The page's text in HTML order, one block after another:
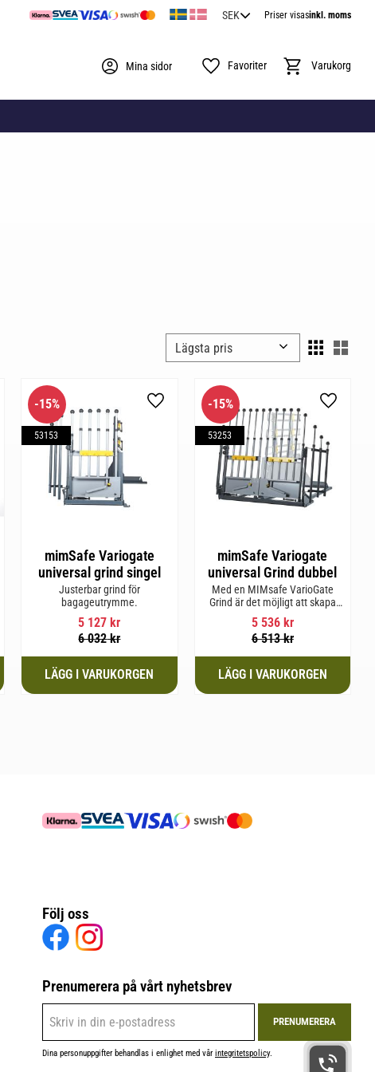
Priser visasinkl. moms
Mina sidor Favoriter Kundvagn
Välj sortering
till i favoriter
mimSafe Variogate
universal grind singel
Justerbar grind för
bagageutrymme.
5 127 kr
6 032kr
15%
53153
Lägg till i favoriter
mimSafe Variogate
universal Grind dubbel
Med en MIMsafe VarioGate
Grind är det möjligt att skapa
ett inhägnat område i hela
bagageutrymmet som kan
användas för transport av
5 536kr
6 513kr
15%
53253
Lägg till
Följ oss
Prenumerera på vårt nyhetsbrev
PRENUMERERA
Dina personuppgifter behandlas i enlighet med vårintegritetspolicy.